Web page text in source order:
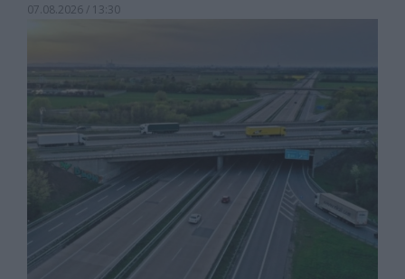
07.08.2026 / 13:30